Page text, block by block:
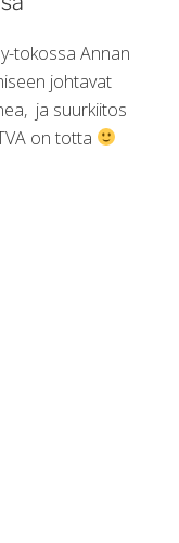
tokossa Annan
johtavat
ja suurkiitos
on totta